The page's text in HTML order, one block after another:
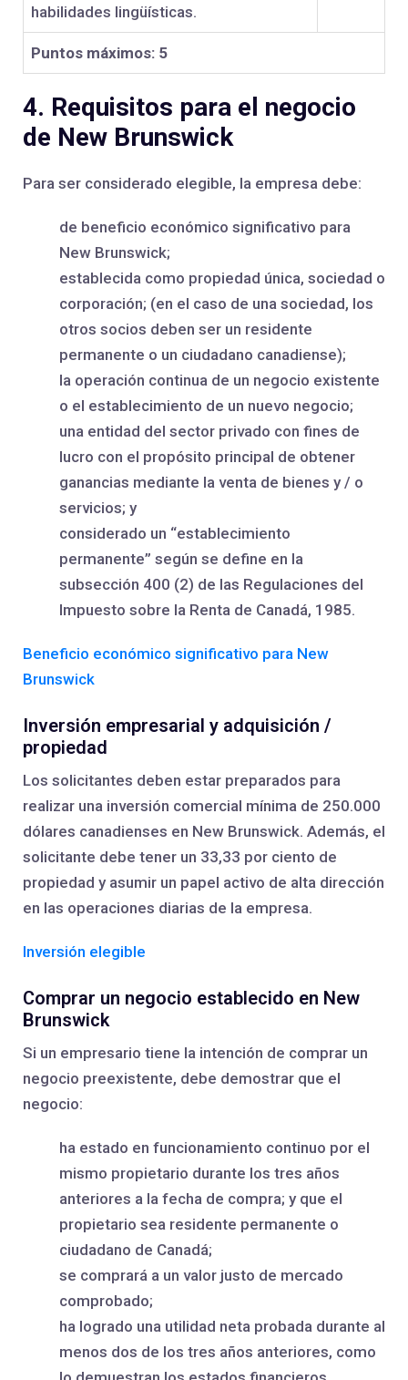
habilidades lingüísticas.
Puntos máximos: 5
4. Requisitos para el negocio
de New Brunswick
Para ser considerado elegible, la empresa debe:
de beneficio económico significativo para
New Brunswick;
establecida como propiedad única, sociedad o
corporación; (en el caso de una sociedad, los
otros socios deben ser un residente
permanente o un ciudadano canadiense);
la operación continua de un negocio existente
o el establecimiento de un nuevo negocio;
una entidad del sector privado con fines de
lucro con el propósito principal de obtener
ganancias mediante la venta de bienes y / o
servicios; y
considerado un “establecimiento
permanente” según se define en la
subsección 400 (2) de las Regulaciones del
Impuesto sobre la Renta de Canadá, 1985.
Beneficio económico significativo para New
Brunswick
Inversión empresarial y adquisición /
propiedad
Los solicitantes deben estar preparados para
realizar una inversión comercial mínima de 250.000
dólares canadienses en New Brunswick. Además, el
solicitante debe tener un 33,33 por ciento de
propiedad y asumir un papel activo de alta dirección
en las operaciones diarias de la empresa.
Inversión elegible
Comprar un negocio establecido en New
Brunswick
Si un empresario tiene la intención de comprar un
negocio preexistente, debe demostrar que el
negocio:
ha estado en funcionamiento continuo por el
mismo propietario durante los tres años
anteriores a la fecha de compra; y que el
propietario sea residente permanente o
ciudadano de Canadá;
se comprará a un valor justo de mercado
comprobado;
ha logrado una utilidad neta probada durante al
menos dos de los tres años anteriores, como